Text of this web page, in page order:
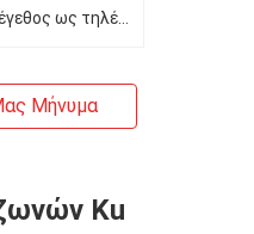
Μήνυμα
Ku